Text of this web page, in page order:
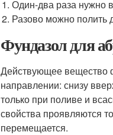
Один-два раза нужно
Разово можно полить
Фундазол для
Действующее вещество
направлении: снизу
только при поливе и
свойства проявляются
перемещается.